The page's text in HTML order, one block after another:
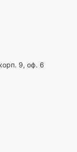
9, оф. 6